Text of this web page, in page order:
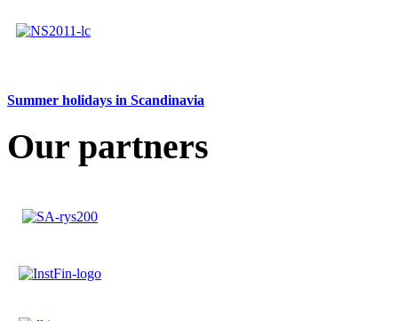
Summer holidays in Scandinavia
Our partners